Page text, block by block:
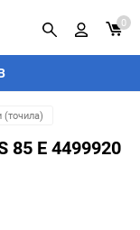
0
(точила)
85 E 4499920